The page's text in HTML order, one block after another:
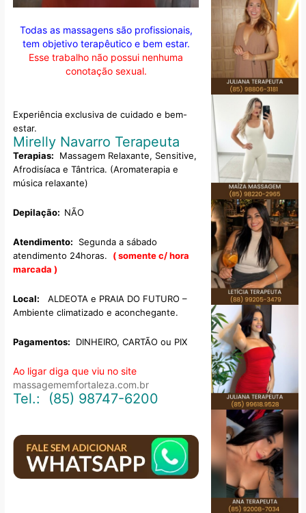
Todas as massagens são profissionais,
tem objetivo terapêutico e bem estar.
Esse trabalho não possui nenhuma
conotação sexual.
Experiência exclusiva de cuidado e bem-
estar.
Mirelly Navarro Terapeuta
Terapias: Massagem Relaxante, Sensitive,
Afrodisíaca e Tântrica. (Aromaterapia e
música relaxante)
Depilação: NÃO
Atendimento: Segunda a sábado
atendimento 24horas. ( somente c/ hora
marcada )
Local: ALDEOTA e PRAIA DO FUTURO –
Ambiente climatizado e aconchegante.
Pagamentos: DINHEIRO, CARTÃO ou PIX
Ao ligar diga que viu no site
massagememfortaleza.com.br
Tel.: (85) 98747-6200